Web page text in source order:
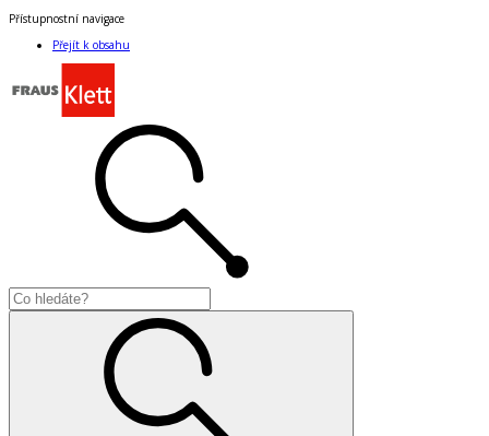
Přístupnostní navigace
Přejít k obsahu